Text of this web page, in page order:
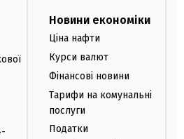
Новини економіки
Ціна нафти
Курси валют
Фінансові новини
Тарифи на комунальні
послуги
Податки